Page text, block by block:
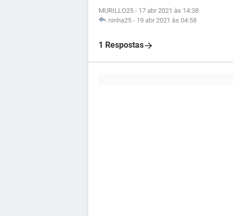
MURILLO25 - 17 abr 2021 às 14:38
ninha25 - 19 abr 2021 às 04:58
1 Respostas